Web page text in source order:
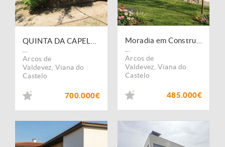
Arcos de
Valdevez Viana do
Castelo
700.000€
Arcos de
Valdevez Viana do
Castelo
485.000€